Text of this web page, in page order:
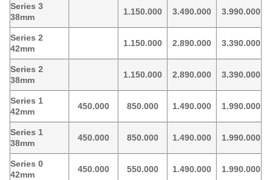
Series 3
38mm
1.150.000 3.490.000 3.990.000
Series 2
42mm
1.150.000 2.890.000 3.390.000
Series 2
38mm
1.150.000 2.890.000 3.390.000
Series 1
42mm
450.000 850.000 1.490.000 1.990.000
Series 1
38mm
450.000 850.000 1.490.000 1.990.000
Series 0
42mm
450.000 550.000 1.490.000 1.990.000